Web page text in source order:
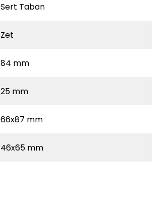
Sert Taban
Zet
84 mm
25 mm
66x87 mm
46x65 mm